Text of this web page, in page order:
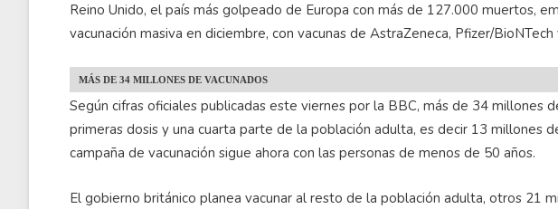
Reino Unido, el país más golpeado de Europa con más de 127.000 muertos,
vacunación masiva en diciembre, con vacunas de AstraZeneca, Pfizer/
MÁS DE 34 MILLONES DE VACUNADOS
Según cifras oficiales publicadas este viernes por la BBC, más de 34 millones
primeras dosis y una cuarta parte de la población adulta, es decir 13 millones
campaña de vacunación sigue ahora con las personas de menos de 50 años.
El gobierno británico planea vacunar al resto de la población adulta, otros 21